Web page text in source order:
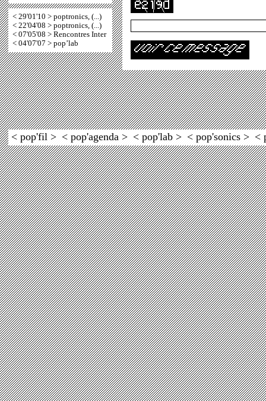
< 29'01'10 > poptronics, (...)
< 22'04'08 > poptronics, (...)
< 07'05'08 > Rencontres Inter
< 04'07'07 > pop’lab
< pop'fil > < pop'agenda > < pop'lab > < pop'sonics > <